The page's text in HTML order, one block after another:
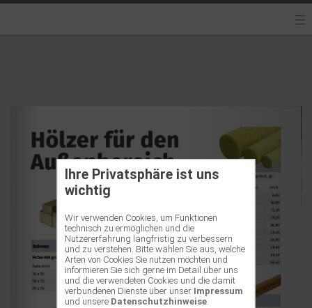
Ihre Privatsphäre ist uns
wichtig
Wir verwenden Cookies, um Funktionen
technisch zu ermöglichen und die
Nutzererfahrung langfristig zu verbessern
und zu verstehen. Bitte wählen Sie aus, welche
Arten von Cookies Sie nutzen möchten und
informieren Sie sich gerne im Detail über uns
und die verwendeten Cookies und die damit
verbundenen Dienste über unser Impressum
und unsere Datenschutzhinweise.